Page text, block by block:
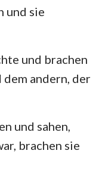
und sie
und brachen
andern, der
und sahen,
brachen sie